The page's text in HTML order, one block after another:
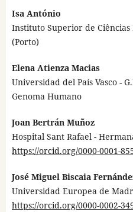
Isa António
Instituto Superior de
(Porto)
Elena Atienza Macias
Universidad del País Vasco -
Genoma Humano
Joan Bertrán Muñoz
Hospital Sant Rafael -
https://orcid.org/0000-0001-
José Miguel Biscaia
Universidad Europea de
https://orcid.org/0000-0002-